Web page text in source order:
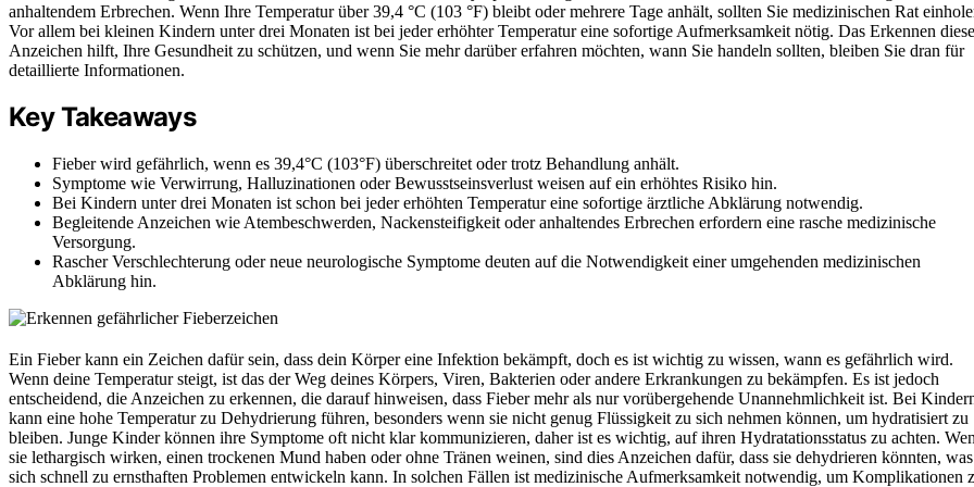
anhaltendem Erbrechen. Wenn Ihre Temperatur über 39,4 °C (103 °F) bleibt oder mehrere Tage anhält, sollten Sie medizinischen Rat
Vor allem bei kleinen Kindern unter drei Monaten ist bei jeder erhöhter Temperatur eine sofortige Aufmerksamkeit nötig. Das Erkennen
Anzeichen hilft, Ihre Gesundheit zu schützen, und wenn Sie mehr darüber erfahren möchten, wann Sie handeln sollten, bleiben Sie dran für
detaillierte Informationen.
Key Takeaways
Fieber wird gefährlich, wenn es 39,4°C (103°F) überschreitet oder trotz Behandlung anhält.
Symptome wie Verwirrung, Halluzinationen oder Bewusstseinsverlust weisen auf ein erhöhtes Risiko hin.
Bei Kindern unter drei Monaten ist schon bei jeder erhöhten Temperatur eine sofortige ärztliche Abklärung notwendig.
Begleitende Anzeichen wie Atembeschwerden, Nackensteifigkeit oder anhaltendes Erbrechen erfordern eine rasche medizinische
Versorgung.
Rascher Verschlechterung oder neue neurologische Symptome deuten auf die Notwendigkeit einer umgehenden medizinischen
Abklärung hin.
Ein Fieber kann ein Zeichen dafür sein, dass dein Körper eine Infektion bekämpft, doch es ist wichtig zu wissen, wann es gefährlich wird.
Wenn deine Temperatur steigt, ist das der Weg deines Körpers, Viren, Bakterien oder andere Erkrankungen zu bekämpfen. Es ist jedoch
entscheidend, die Anzeichen zu erkennen, die darauf hinweisen, dass Fieber mehr als nur vorübergehende Unannehmlichkeit ist. Bei
kann eine hohe Temperatur zu Dehydrierung führen, besonders wenn sie nicht genug Flüssigkeit zu sich nehmen können, um hydratisiert zu
bleiben. Junge Kinder können ihre Symptome oft nicht klar kommunizieren, daher ist es wichtig, auf ihren Hydratationsstatus zu achten.
sie lethargisch wirken, einen trockenen Mund haben oder ohne Tränen weinen, sind dies Anzeichen dafür, dass sie dehydrieren könnten, was
sich schnell zu ernsthaften Problemen entwickeln kann. In solchen Fällen ist medizinische Aufmerksamkeit notwendig, um Komplikationen